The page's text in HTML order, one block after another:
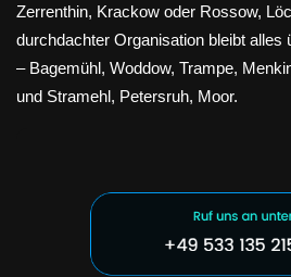
Zerrenthin, Krackow oder Rossow,
durchdachter Organisation bleibt alles
– Bagemühl, Woddow, Trampe,
und Stramehl, Petersruh, Moor.